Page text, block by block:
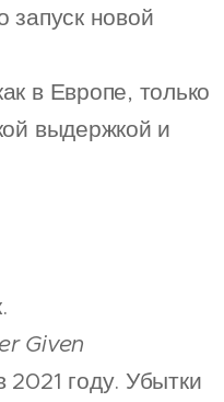
запуск новой
в Европе, только
выдержкой и
Given
2021 году. Убытки